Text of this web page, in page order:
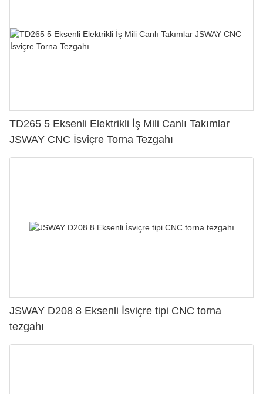
TD265 5 Eksenli Elektrikli İş Mili Canlı Takımlar
JSWAY CNC İsviçre Torna Tezgahı
JSWAY D208 8 Eksenli İsviçre tipi CNC torna
tezgahı